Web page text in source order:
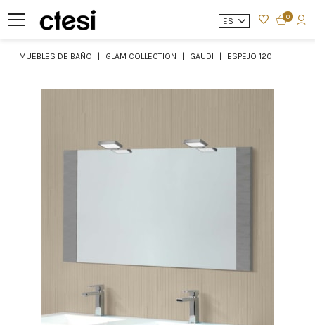
ES 0
MUEBLES DE BAÑO GLAM COLLECTION GAUDI ESPEJO 120